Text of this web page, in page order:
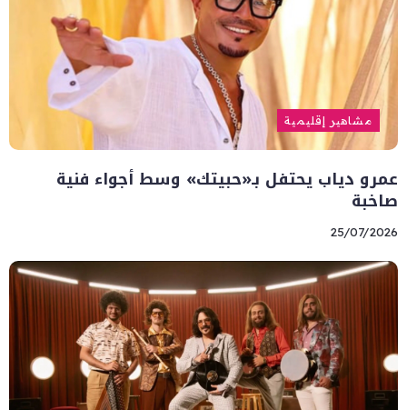
مشاهير إقليمية
عمرو دياب يحتفل بـ«حبيتك» وسط أجواء فنية
صاخبة
25/07/2026